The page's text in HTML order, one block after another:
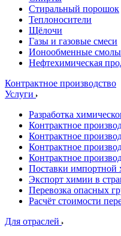
Стиральный порошок
Теплоносители
Щёлочи
Газы и газовые смеси
Ионообменные смолы
Нефтехимическая
Контрактное производство
Услуги
Разработка
Контрактное
Контрактное
Контрактное
Контрактное
Поставки импортной
Экспорт химии в
Перевозка опасных
Расчёт стоимости
Для отраслей